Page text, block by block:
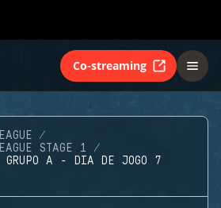
Co-streaming
STAGE 1
GRUPO A - DIA DE JOGO 7